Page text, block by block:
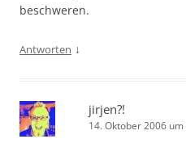
beschweren.
Antworten ↓
jirjen?!
14. Oktober 2006